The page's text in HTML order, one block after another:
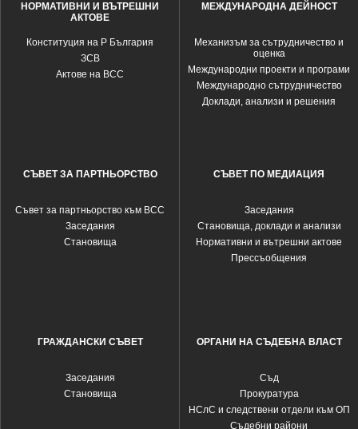
НОРМАТИВНИ И ВЪТРЕШНИ
АКТОВЕ
Конституция на Р България
ЗСВ
Актове на ВСС
МЕЖДУНАРОДНА ДЕЙНОСТ
Механизъм за сътрудничество и
оценка
Международни проекти и програми
Международно сътрудничество
Доклади, анализи и решения
СЪВЕТ ЗА ПАРТНЬОРСТВО
Съвет за партньорство към ВСС
Заседания
Становища
СЪВЕТ ПО МЕДИАЦИЯ
Заседания
Становища, доклади и анализи
Нормативни и вътрешни актове
Прессъобщения
ГРАЖДАНСКИ СЪВЕТ
Заседания
Становища
ОРГАНИ НА СЪДЕБНА ВЛАСТ
Съд
Прокуратура
НСлС и следствени отдели към ОП
Съдебни райони